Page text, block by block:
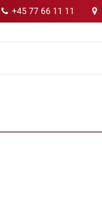
+45 77 66 11 11